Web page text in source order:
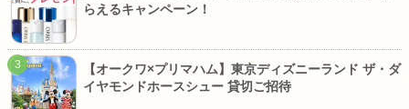
らえるキャンペーン！
【オークワ×プリマハム】東京ディズニーランド ザ・ダ
イヤモンドホースシュー 貸切ご招待